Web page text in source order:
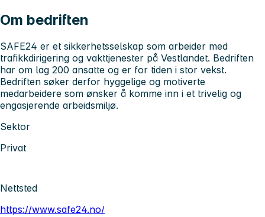
Om bedriften
SAFE24 er et sikkerhetsselskap som arbeider med
trafikkdirigering og vakttjenester på Vestlandet. Bedriften
har om lag 200 ansatte og er for tiden i stor vekst.
Bedriften søker derfor hyggelige og motiverte
medarbeidere som ønsker å komme inn i et trivelig og
engasjerende arbeidsmiljø.
Sektor
Privat
Nettsted
https://www.safe24.no/